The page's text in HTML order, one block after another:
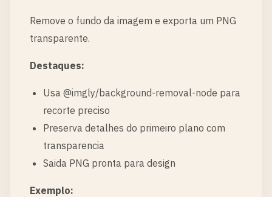
Remove o fundo da imagem e exporta um PNG
transparente.
Destaques:
Usa @imgly/background-removal-node para
recorte preciso
Preserva detalhes do primeiro plano com
transparencia
Saida PNG pronta para design
Exemplo: